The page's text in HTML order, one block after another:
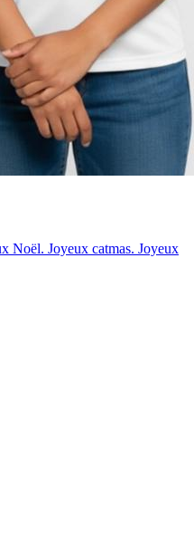
Noël. Joyeux catmas. Joyeux